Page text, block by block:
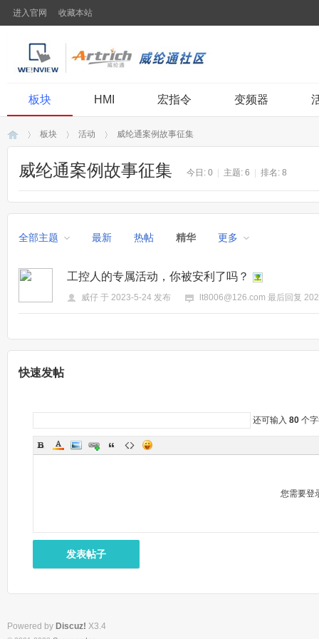
进入官网 收藏本站
板块 HMI 宏指令 变频器
纶
官
板块 活动 威纶通案例故事征集
威纶通案例故事征集 今日: 0 主题: 6 排名: 8
全部主题 最新 热帖 精华 更多
工控人的专属活动，你被安利了吗？
威仔 于 2023-5-24 发布 lt8006@126.com 最后回复
快速发帖
还可输入 80 个
您需要登
发表帖子
Powered by Discuz! X3.4